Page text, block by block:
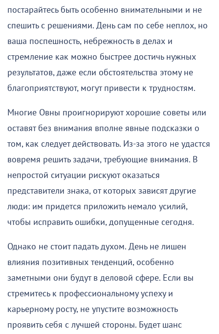
постарайтесь быть особенно внимательными и не
спешить с решениями. День сам по себе неплох, но
ваша поспешность, небрежность в делах и
стремление как можно быстрее достичь нужных
результатов, даже если обстоятельства этому не
благоприятствуют, могут привести к трудностям.
Многие Овны проигнорируют хорошие советы или
оставят без внимания вполне явные подсказки о
том, как следует действовать. Из-за этого не удастся
вовремя решить задачи, требующие внимания. В
непростой ситуации рискуют оказаться
представители знака, от которых зависят другие
люди: им придется приложить немало усилий,
чтобы исправить ошибки, допущенные сегодня.
Однако не стоит падать духом. День не лишен
влияния позитивных тенденций, особенно
заметными они будут в деловой сфере. Если вы
стремитесь к профессиональному успеху и
карьерному росту, не упустите возможность
проявить себя с лучшей стороны. Будет шанс